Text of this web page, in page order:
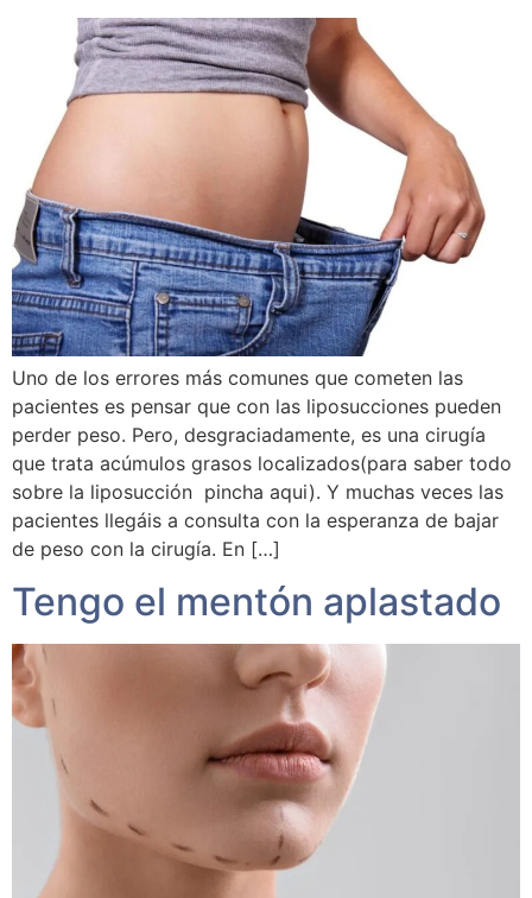
Uno de los errores más comunes que cometen las
pacientes es pensar que con las liposucciones pueden
perder peso. Pero, desgraciadamente, es una cirugía
que trata acúmulos grasos localizados(para saber todo
sobre la liposucción pincha aqui). Y muchas veces las
pacientes llegáis a consulta con la esperanza de bajar
de peso con la cirugía. En […]
Tengo el mentón aplastado